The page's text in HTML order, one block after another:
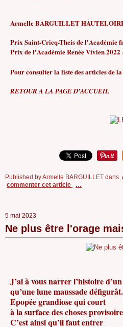
Armelle BARGUILLET
Prix Saint-Cricq-Theis de l'Académie
Prix de l'Académie Renée Vivien 2022
Pour consulter la liste des articles de
RETOUR A LA PAGE D'ACCUEIL
Published by Armelle BARGUILLET dans
commenter cet article
…
5 mai 2023
Ne plus être l'orage
J’ai à vous narrer l’histoire
qu’une lune maussade défigurât.
Epopée grandiose qui court
à la surface des choses
C’est ainsi qu’il faut entrer